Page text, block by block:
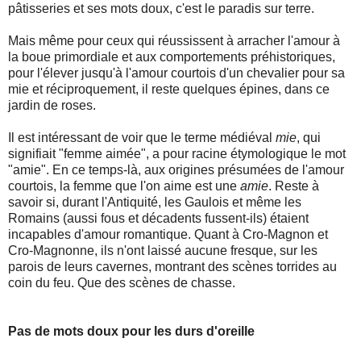
pâtisseries et ses mots doux, c'est le paradis sur terre.
Mais même pour ceux qui réussissent à arracher l'amour à
la boue primordiale et aux comportements préhistoriques,
pour l'élever jusqu'à l'amour courtois d'un chevalier pour sa
mie et réciproquement, il reste quelques épines, dans ce
jardin de roses.
Il est intéressant de voir que le terme médiéval mie, qui
signifiait "femme aimée", a pour racine étymologique le mot
"amie". En ce temps-là, aux origines présumées de l'amour
courtois, la femme que l'on aime est une amie. Reste à
savoir si, durant l'Antiquité, les Gaulois et même les
Romains (aussi fous et décadents fussent-ils) étaient
incapables d'amour romantique. Quant à Cro-Magnon et
Cro-Magnonne, ils n'ont laissé aucune fresque, sur les
parois de leurs cavernes, montrant des scènes torrides au
coin du feu. Que des scènes de chasse.
Pas de mots doux pour les durs d'oreille